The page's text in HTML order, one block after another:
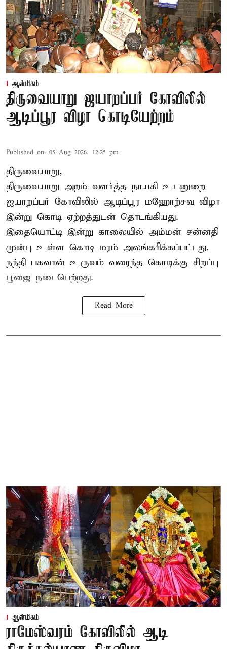
ஆன்மிகம்
திருவையாறு ஜயாறப்பர் கோவிலில்
ஆடிப்பூர விழா கொடியேற்றம்
Published on: 05 Aug 2026, 12:25 pm
திருவையாறு,
திருவையாறு அறம் வளர்த்த நாயகி உடனுறை
ஐயாறப்பர் கோவிலில் ஆடிப்பூர மஹோற்சவ விழா
இன்று கொடி ஏற்றத்துடன் தொடங்கியது.
இதையொட்டி இன்று காலையில் அம்மன் சன்னதி
முன்பு உள்ள கொடி மரம் அலங்கரிக்கப்பட்டது.
நந்தி பகவான் உருவம் வரைந்த கொடிக்கு சிறப்பு
பூஜை நடைபெற்றது.
Read More
ஆன்மிகம்
ராமேஸ்வரம் கோவிலில் ஆடி